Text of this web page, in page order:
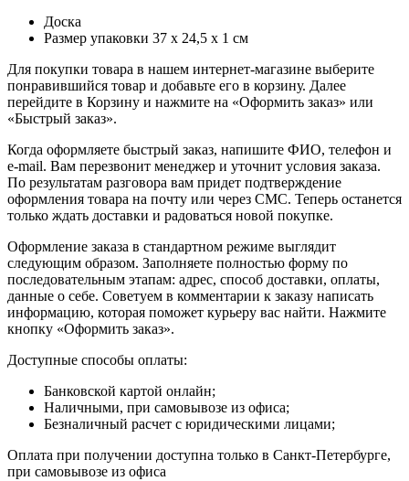
Доска
Размер упаковки 37 х 24,5 х 1 см
Для покупки товара в нашем интернет-магазине выберите
понравившийся товар и добавьте его в корзину. Далее
перейдите в Корзину и нажмите на «Оформить заказ» или
«Быстрый заказ».
Когда оформляете быстрый заказ, напишите ФИО, телефон и
e-mail. Вам перезвонит менеджер и уточнит условия заказа.
По результатам разговора вам придет подтверждение
оформления товара на почту или через СМС. Теперь останется
только ждать доставки и радоваться новой покупке.
Оформление заказа в стандартном режиме выглядит
следующим образом. Заполняете полностью форму по
последовательным этапам: адрес, способ доставки, оплаты,
данные о себе. Советуем в комментарии к заказу написать
информацию, которая поможет курьеру вас найти. Нажмите
кнопку «Оформить заказ».
Доступные способы оплаты:
Банковской картой онлайн;
Наличными, при самовывозе из офиса;
Безналичный расчет с юридическими лицами;
Оплата при получении доступна только в Санкт-Петербурге,
при самовывозе из офиса